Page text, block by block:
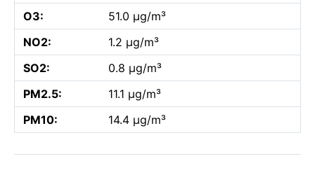
O3:
51.0 µg/m³
NO2:
1.2 µg/m³
SO2:
0.8 µg/m³
PM2.5:
11.1 µg/m³
PM10:
14.4 µg/m³